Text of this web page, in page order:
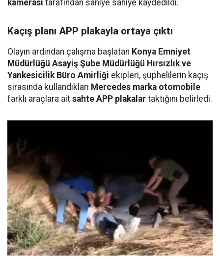
kamerası tarafından saniye saniye kaydedildi.
Kaçış planı APP plakayla ortaya çıktı
Olayın ardından çalışma başlatan Konya Emniyet
Müdürlüğü Asayiş Şube Müdürlüğü Hırsızlık ve
Yankesicilik Büro Amirliği ekipleri, şüphelilerin kaçış
sırasında kullandıkları Mercedes marka otomobile
farklı araçlara ait sahte APP plakalar taktığını belirledi.